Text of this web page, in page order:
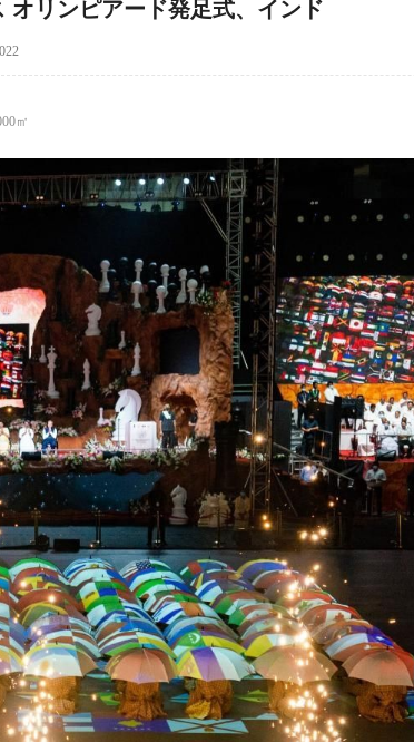
リンピアード発足式、インド
㎡